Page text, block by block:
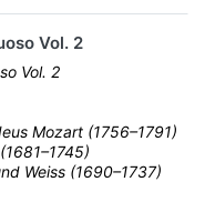
Vol. 2
Vol. 2
Mozart (1756–1791)
Weiss (1690–1737)